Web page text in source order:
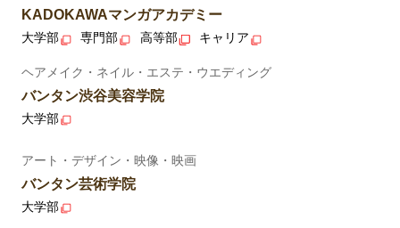
KADOKAWAマンガアカデミー
大学部 専門部 高等部 キャリア
ヘアメイク・ネイル・エステ・ウエディング
バンタン渋谷美容学院
大学部
アート・デザイン・映像・映画
バンタン芸術学院
大学部